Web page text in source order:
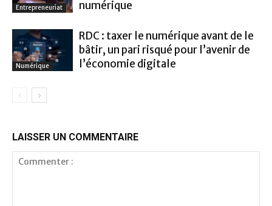
Entrepreneuriat
numérique
Numérique
RDC : taxer le numérique avant de le
bâtir, un pari risqué pour l’avenir de
l’économie digitale
LAISSER UN COMMENTAIRE